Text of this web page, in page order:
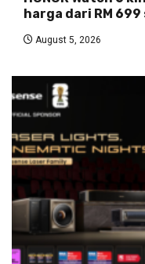
harga dari RM 699
August 5, 2026